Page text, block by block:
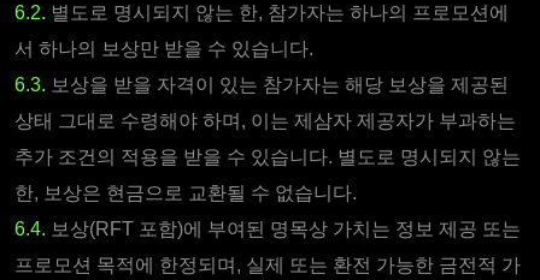
6.2. 별도로 명시되지 않는 한, 참가자는 하나의 프로모션에
서 하나의 보상만 받을 수 있습니다.
6.3. 보상을 받을 자격이 있는 참가자는 해당 보상을 제공된
상태 그대로 수령해야 하며, 이는 제삼자 제공자가 부과하는
추가 조건의 적용을 받을 수 있습니다. 별도로 명시되지 않는
한, 보상은 현금으로 교환될 수 없습니다.
6.4. 보상(RFT 포함)에 부여된 명목상 가치는 정보 제공 또는
프로모션 목적에 한정되며, 실제 또는 환전 가능한 금전적 가